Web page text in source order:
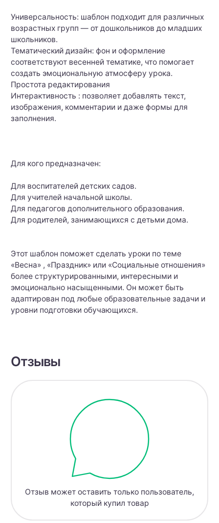
Универсальность: шаблон подходит для различных
возрастных групп — от дошкольников до младших
школьников.
Тематический дизайн: фон и оформление
соответствуют весенней тематике, что помогает
создать эмоциональную атмосферу урока.
Простота редактирования
Интерактивность : позволяет добавлять текст,
изображения, комментарии и даже формы для
заполнения.
Для кого предназначен:
Для воспитателей детских садов.
Для учителей начальной школы.
Для педагогов дополнительного образования.
Для родителей, занимающихся с детьми дома.
Этот шаблон поможет сделать уроки по теме
«Весна» , «Праздник» или «Социальные отношения»
более структурированными, интересными и
эмоционально насыщенными. Он может быть
адаптирован под любые образовательные задачи и
уровни подготовки обучающихся.
Отзывы
Отзыв может оставить только пользователь,
который купил товар